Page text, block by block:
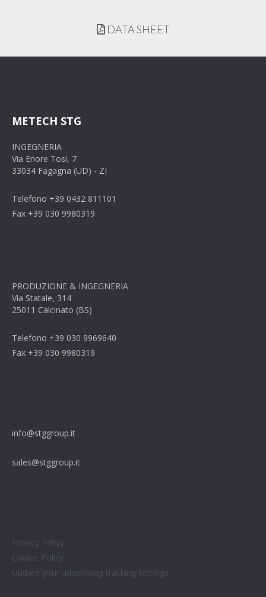
DATA SHEET
METECH STG
INGEGNERIA
Via Enore Tosi, 7
33034 Fagagna (UD) - ZI
Telefono +39 0432 811101
Fax +39 030 9980319
PRODUZIONE & INGEGNERIA
Via Statale, 314
25011 Calcinato (BS)
Telefono +39 030 9969640
Fax +39 030 9980319
info@stggroup.it
sales@stggroup.it
Privacy Policy
Cookie Policy
Update your advertising tracking settings